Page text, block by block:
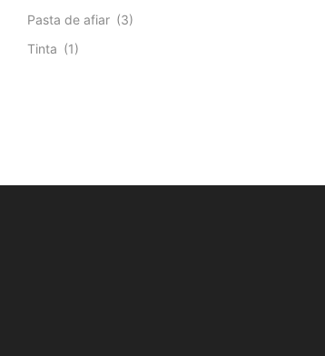
Pasta de afiar (3)
Tinta (1)